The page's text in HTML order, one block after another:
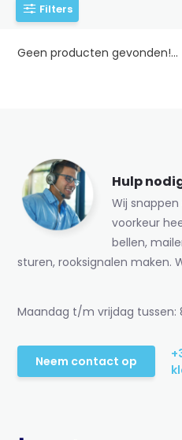
Filters
Geen producten gevonden!...
Hulp
Wij
voorkeur
bellen,
sturen, rooksignalen maken.
Maandag t/m vrijdag tussen:
Neem contact op